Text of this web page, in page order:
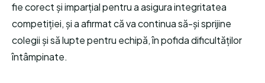
fie corect și imparțial pentru a asigura integritatea
competiției, și a afirmat că va continua să-și sprijine
colegii și să lupte pentru echipă, în pofida dificultăților
întâmpinate.